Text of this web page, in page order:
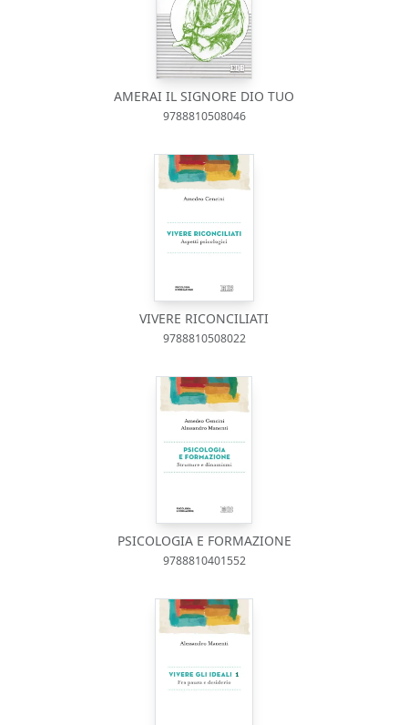
AMERAI IL SIGNORE DIO TUO
9788810508046
VIVERE RICONCILIATI
9788810508022
PSICOLOGIA E FORMAZIONE
9788810401552